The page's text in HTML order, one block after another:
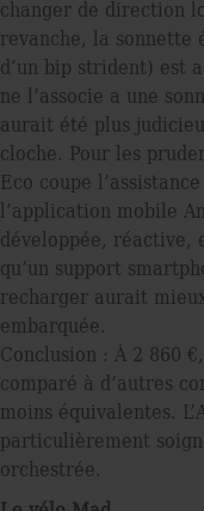
changer de direction
revanche, la
d’un bip strident) est
ne l’associe a une
aurait été plus
cloche. Pour les
Eco coupe
l’application mobile
développée, réactive,
qu’un support
recharger aurait
embarquée.
Conclusion : À 2 860
comparé à d’autres
moins équivalentes.
particulièrement
orchestrée.